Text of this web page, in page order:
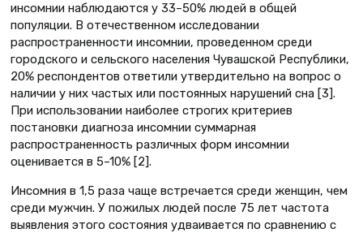
инсомнии наблюдаются у 33–50% людей в общей
популяции. В отечественном исследовании
распространенности инсомнии, проведенном среди
городского и сельского населения Чувашской Республики,
20% респондентов ответили утвердительно на вопрос о
наличии у них частых или постоянных нарушений сна [3].
При использовании наиболее строгих критериев
постановки диагноза инсомнии суммарная
распространенность различных форм инсомнии
оценивается в 5–10% [2].
Инсомния в 1,5 раза чаще встречается среди женщин, чем
среди мужчин. У пожилых людей после 75 лет частота
выявления этого состояния удваивается по сравнению с